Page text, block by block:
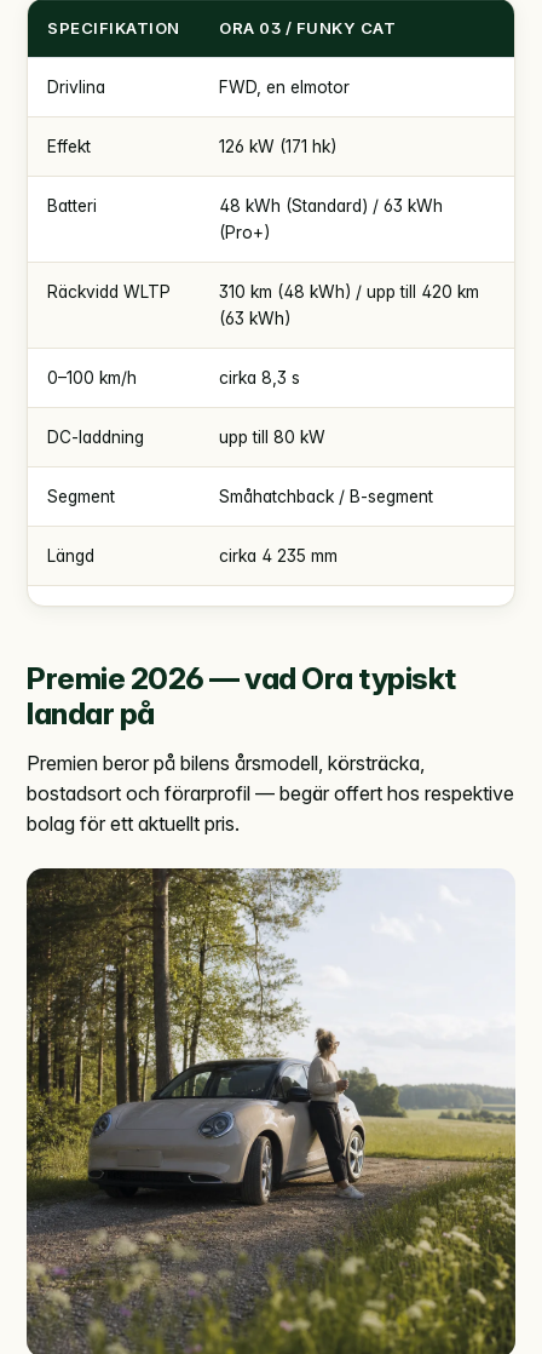
SPECIFIKATION ORA 03 / FUNKY CAT
Drivlina FWD, en elmotor
Effekt 126 kW (171 hk)
Batteri
48 kWh (Standard) / 63 kWh
(Pro+)
Räckvidd WLTP
310 km (48 kWh) / upp till 420 km
(63 kWh)
0–100 km/h cirka 8,3 s
DC-laddning upp till 80 kW
Segment Småhatchback / B-segment
Längd cirka 4 235 mm
Premie 2026 — vad Ora typiskt
landar på
Premien beror på bilens årsmodell, körsträcka,
bostadsort och förarprofil — begär offert hos respektive
bolag för ett aktuellt pris.